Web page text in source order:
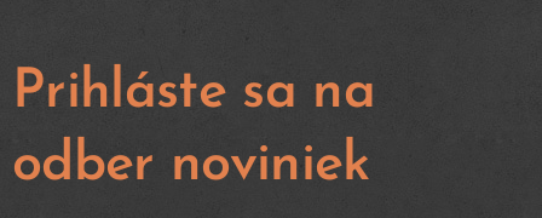
Prihláste sa na
odber noviniek